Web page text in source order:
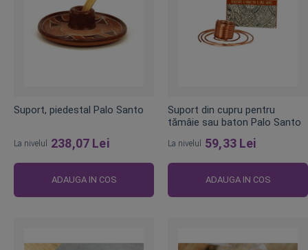
Suport, piedestal Palo Santo
La nivelul 238,07 Lei
ADAUGA IN COS
Suport din cupru pentru
tămâie sau baton Palo Santo
La nivelul 59,33 Lei
ADAUGA IN COS